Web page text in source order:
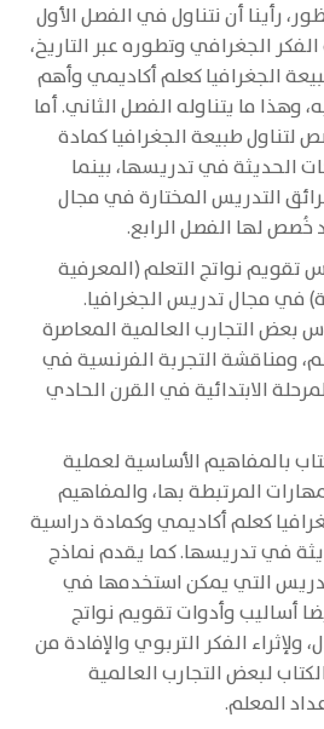
رأينا أن نتناول في الفصل الأول
الجغرافي وتطوره عبر التاريخ،
الجغرافيا كعلم أكاديمي وأهم
وهذا ما يتناوله الفصل الثاني. أما
لتناول طبيعة الجغرافيا كمادة
الحديثة في تدريسها، بينما
التدريس المختارة في مجال
خُصص لها الفصل الرابع.
تقويم نواتج التعلم (المعرفية
في مجال تدريس الجغرافيا.
بعض التجارب العالمية المعاصرة
ومناقشة التجربة الفرنسية في
الابتدائية في القرن الحادي
بالمفاهيم الأساسية لعملية
المرتبطة بها، والمفاهيم
كعلم أكاديمي وكمادة دراسية
في تدريسها. كما يقدم نماذج
التي يمكن استخدمها في
أساليب وأدوات تقويم نواتج
ولإثراء الفكر التربوي والإفادة من
لبعض التجارب العالمية
المعلم.